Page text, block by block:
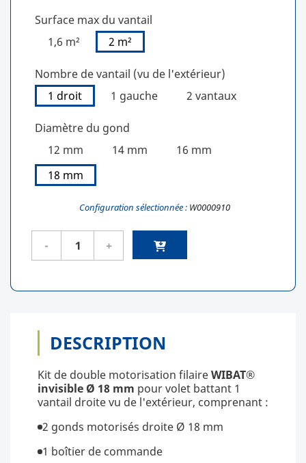
Surface max du vantail
1,6 m²
2 m²
Nombre de vantail (vu de l'extérieur)
1 droit
1 gauche 2 vantaux
Diamètre du gond
12 mm
14 mm
16 mm
18 mm
Configuration sélectionnée : W0000910
DESCRIPTION
Kit de double motorisation filaireWIBAT®
invisible Ø 18 mm pour volet battant 1
vantail droite vu de l'extérieur, comprenant :
2 gonds motorisés droite Ø 18 mm
1 boîtier de commande